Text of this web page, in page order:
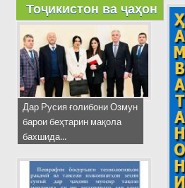
Тоҷикистон ва ҷаҳон
Дар Русия ғолибони Озмун
барои беҳтарин мақола
бахшида...